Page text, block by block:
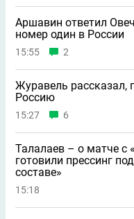
Аршавин ответил
номер один в России
15:55 2
Журавель рассказал,
Россию
15:27 6
Талалаев – о матче
готовили прессинг
составе»
15:18